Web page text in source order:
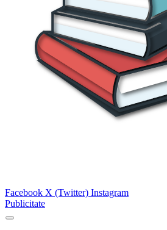
Facebook X (Twitter) Instagram
Publicitate